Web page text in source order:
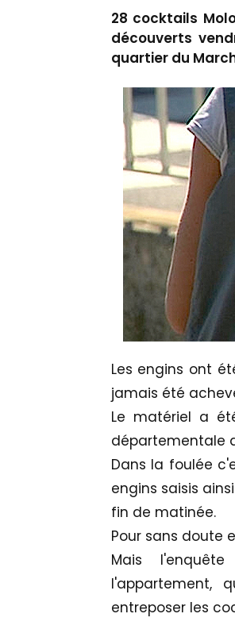
28 cocktails
découverts
quartier du
Les engins ont
jamais été
Le matériel a
départementale
Dans la foulée
engins saisis
fin de matinée.
Pour sans doute
Mais
l'appartement,
entreposer les